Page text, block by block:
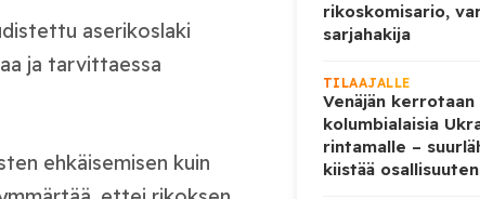
aserikoslaki
ja tarvittaessa
ehkäisemisen kuin
rikoskomisario,
sarjahakija
TILAAJALLE
Venäjän kerrotaan
kolumbialaisia
rintamalle –
kiistää